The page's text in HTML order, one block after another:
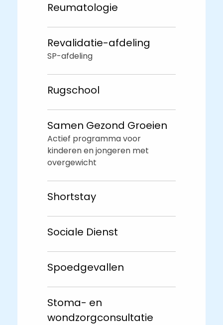
Reumatologie
Revalidatie-afdeling
SP-afdeling
Rugschool
Samen Gezond Groeien
Actief programma voor
kinderen en jongeren met
overgewicht
Shortstay
Sociale Dienst
Spoedgevallen
Stoma- en
wondzorgconsultatie